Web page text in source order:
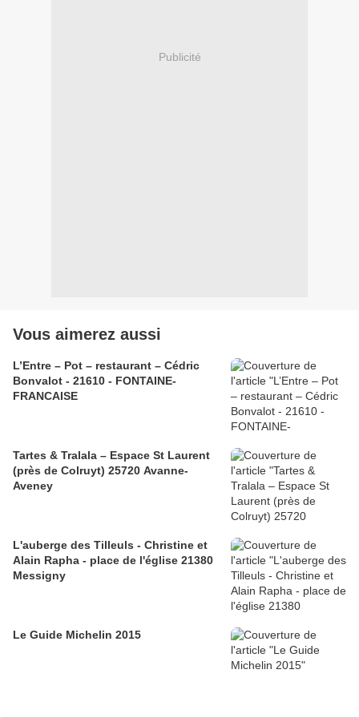
Publicité
Vous aimerez aussi
L’Entre – Pot – restaurant – Cédric
Bonvalot - 21610 - FONTAINE-
FRANCAISE
Tartes & Tralala – Espace St Laurent
(près de Colruyt) 25720 Avanne-
Aveney
L'auberge des Tilleuls - Christine et
Alain Rapha - place de l'église 21380
Messigny
Le Guide Michelin 2015